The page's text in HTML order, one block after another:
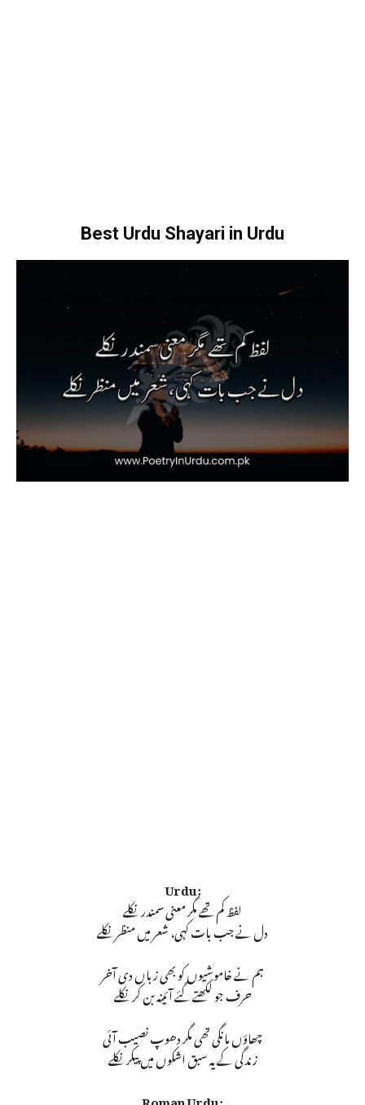
Best Urdu Shayari in Urdu
Urdu:
لفظ کم تھے مگر معنی سمندر نکلے
دل نے جب بات کہی، شعر میں منظر نکلے
ہم نے خاموشیوں کو بھی زباں دی آخر
حرف جو لکھتے گئے آئینہ بن کر نکلے
چھاؤں مانگی تھی مگر دھوپ نصیب آئی
زندگی کے یہ سبق اشکوں میں پیکر نکلے